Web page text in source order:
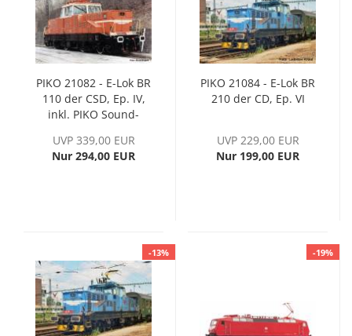
PIKO 21082 - E-Lok BR
110 der CSD, Ep. IV,
inkl. PIKO Sound-
UVP 339,00 EUR
Nur 294,00 EUR
PIKO 21084 - E-Lok BR
210 der CD, Ep. VI
UVP 229,00 EUR
Nur 199,00 EUR
-13% -19%